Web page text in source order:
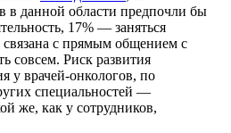
в данной области предпочли бы
17% — заняться
связана с прямым общением с
совсем. Риск развития
у врачей-онкологов, по
специальностей —
же, как у сотрудников,